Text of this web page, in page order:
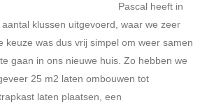
Pascal heeft in
klussen uitgevoerd, waar we zeer
keuze was dus vrij simpel om weer samen
gaan in ons nieuwe huis. Zo hebben we
25 m2 laten ombouwen tot
laten plaatsen, een